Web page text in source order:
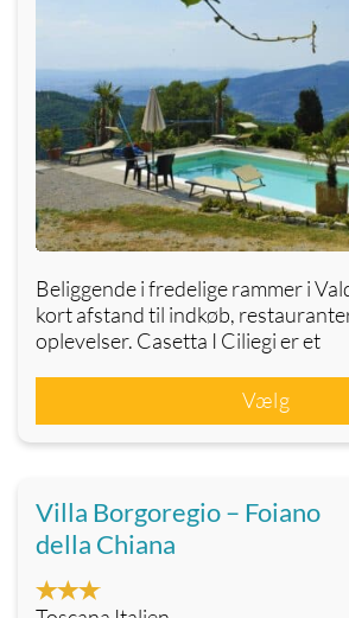
Beliggende i fredelige rammer i
kort afstand til indkøb,
oplevelser. Casetta I Ciliegi er et
Vælg
Villa Borgoregio – Foiano
della Chiana